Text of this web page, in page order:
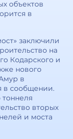
объектов
в
заключили
на
Кодарского и
нового
в
в сообщении.
вторых
и моста